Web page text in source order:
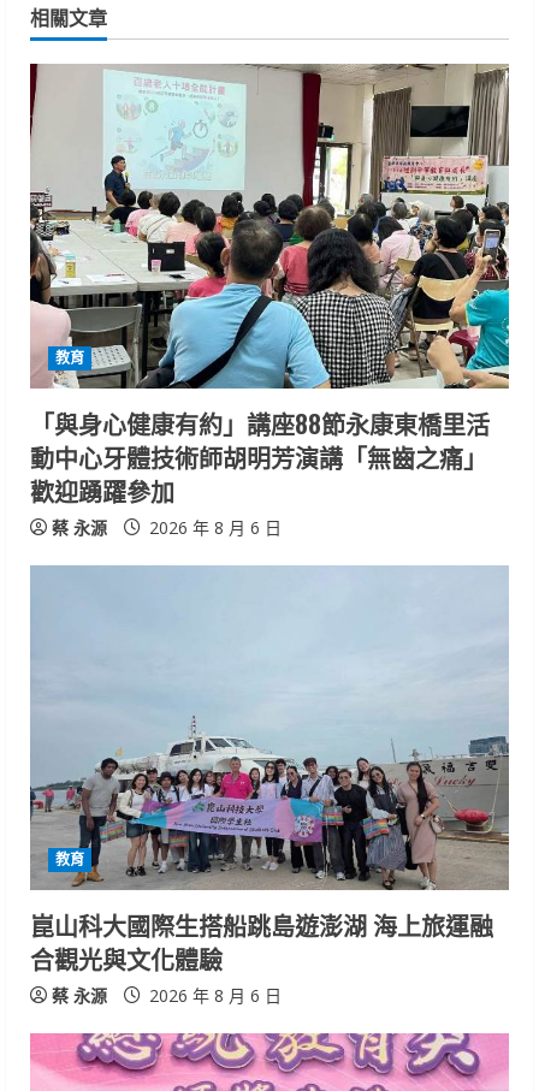
u
e
R
e
a
d
i
n
g
相關文章
教育
「與身心健康有約」講座88節永康東橋里活
動中心牙體技術師胡明芳演講「無齒之痛」
歡迎踴躍參加
蔡 永源 2026 年 8 月 6 日
教育
崑山科大國際生搭船跳島遊澎湖 海上旅運融
合觀光與文化體驗
蔡 永源 2026 年 8 月 6 日